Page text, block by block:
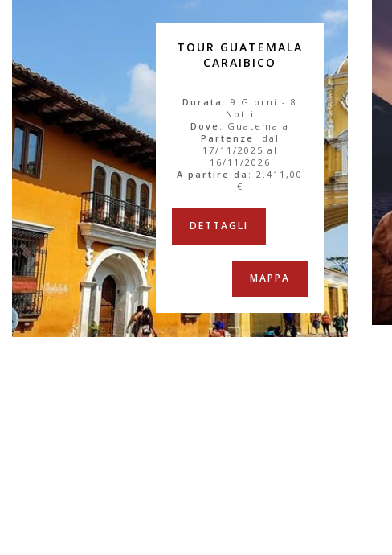
TOUR GUATEMALA
CARAIBICO
Durata : 9 Giorni - 8
Notti
Dove : Guatemala
Partenze : dal
17/11/2025 al
16/11/2026
A partire da :2.411,00
€
DETTAGLI
MAPPA